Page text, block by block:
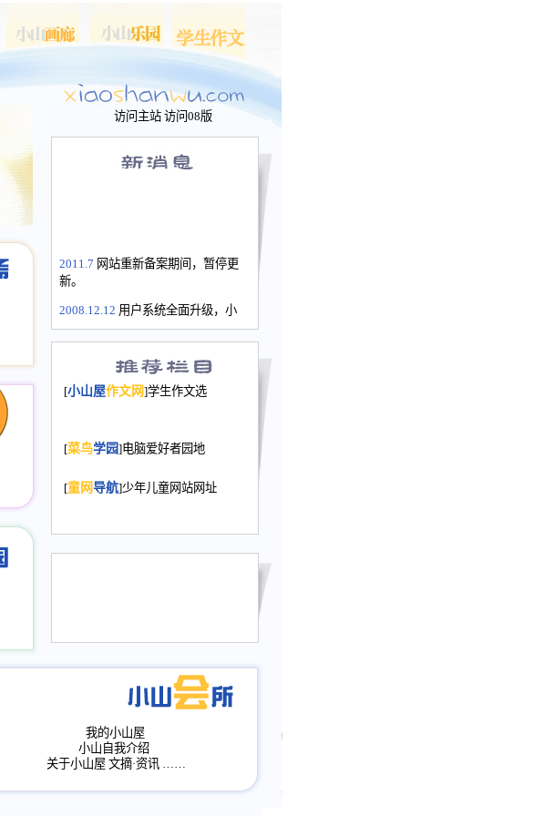
访问主站 访问08版
2011.7 网站重新备案期间，暂停更
新。
2008.12.12 用户系统全面升级，小
长会、家园网－个人空间，用户一
次注册全部通行。
2008.12.12家园网正式运行，域
年，2009版提前启用，小山屋全面
小山画廊均增加多个新栏目。。
评分、顶功能，作文宝典改版。
[小山屋作文网]学生作文选
[菜鸟学园]电脑爱好者园地
[童网导航]少年儿童网站网址
我的小山屋
小山自我介绍
关于小山屋 文摘·资讯 ……